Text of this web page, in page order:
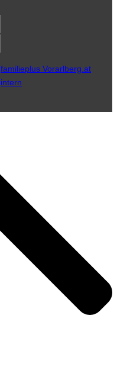
familieplus Vorarlberg.at
intern